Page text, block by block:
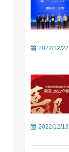
2022/12/22
2022/12/13